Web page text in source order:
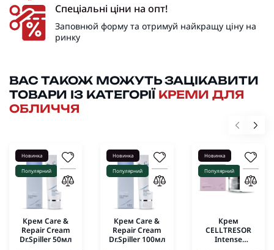
Спеціальні ціни на опт!
Заповнюй форму та отримуй найкращу ціну на
ринку
ВАС ТАКОЖ МОЖУТЬ ЗАЦІКАВИТИ
ТОВАРИ ІЗ КАТЕГОРІЇ КРЕМИ ДЛЯ
ОБЛИЧЧЯ
Новинка
Популярний
Крем Care &
Repair Cream
Dr.Spiller 50мл
Новинка
Популярний
Крем Care &
Repair Cream
Dr.Spiller 100мл
Новинка
Популярний
Крем
CELLTRESOR
Intense